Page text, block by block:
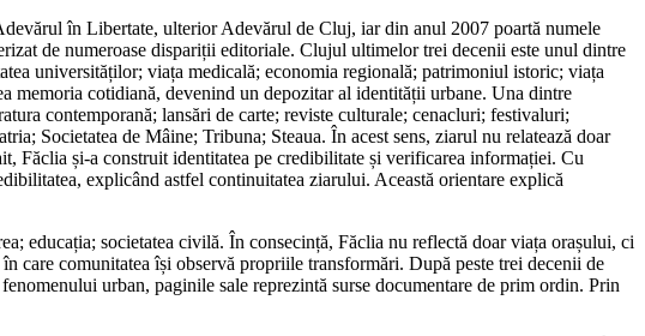
în Libertate, ulterior Adevărul de Cluj, iar din anul 2007 poartă numele
de numeroase dispariții editoriale. Clujul ultimelor trei decenii este unul dintre
universităților; viața medicală; economia regională; patrimoniul istoric; viața
memoria cotidiană, devenind un depozitar al identității urbane. Una dintre
contemporană; lansări de carte; reviste culturale; cenacluri; festivaluri;
Societatea de Mâine; Tribuna; Steaua. În acest sens, ziarul nu relatează doar
Făclia și-a construit identitatea pe credibilitate și verificarea informației. Cu
explicând astfel continuitatea ziarului. Această orientare explică
educația; societatea civilă. În consecință, Făclia nu reflectă doar viața orașului, ci
care comunitatea își observă propriile transformări. După peste trei decenii de
urban, paginile sale reprezintă surse documentare de prim ordin. Prin